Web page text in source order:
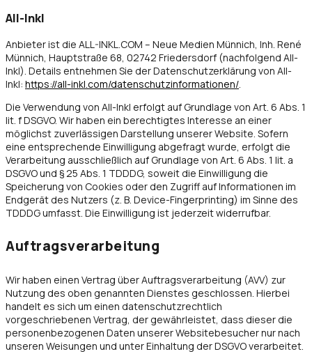
All-Inkl
Anbieter ist die ALL-INKL.COM – Neue Medien Münnich, Inh. René
Münnich, Hauptstraße 68, 02742 Friedersdorf (nachfolgend All-
Inkl). Details entnehmen Sie der Datenschutzerklärung von All-
Inkl: https://all-inkl.com/datenschutzinformationen/
Die Verwendung von All-Inkl erfolgt auf Grundlage von Art. 6 Abs. 1
lit. f DSGVO. Wir haben ein berechtigtes Interesse an einer
möglichst zuverlässigen Darstellung unserer Website. Sofern
eine entsprechende Einwilligung abgefragt wurde, erfolgt die
Verarbeitung ausschließlich auf Grundlage von Art. 6 Abs. 1 lit. a
DSGVO und § 25 Abs. 1 TDDDG, soweit die Einwilligung die
Speicherung von Cookies oder den Zugriff auf Informationen im
Endgerät des Nutzers (z. B. Device-Fingerprinting) im Sinne des
TDDDG umfasst. Die Einwilligung ist jederzeit widerrufbar.
Auftragsverarbeitung
Wir haben einen Vertrag über Auftragsverarbeitung (AVV) zur
Nutzung des oben genannten Dienstes geschlossen. Hierbei
handelt es sich um einen datenschutzrechtlich
vorgeschriebenen Vertrag, der gewährleistet, dass dieser die
personenbezogenen Daten unserer Websitebesucher nur nach
unseren Weisungen und unter Einhaltung der DSGVO verarbeitet.